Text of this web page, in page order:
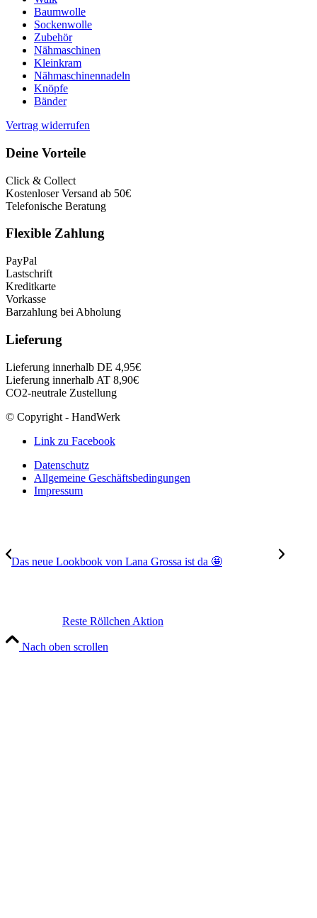
Baumwolle
Sockenwolle
Zubehör
Nähmaschinen
Kleinkram
Nähmaschinennadeln
Knöpfe
Bänder
Vertrag widerrufen
Deine Vorteile
Click & Collect
Kostenloser Versand ab 50€
Telefonische Beratung
Flexible Zahlung
PayPal
Lastschrift
Kreditkarte
Vorkasse
Barzahlung bei Abholung
Lieferung
Lieferung innerhalb DE 4,95€
Lieferung innerhalb AT 8,90€
CO2-neutrale Zustellung
© Copyright - HandWerk
Link zu Facebook
Datenschutz
Allgemeine Geschäftsbedingungen
Impressum
Das neue Lookbook von Lana Grossa ist da 🤩
Reste Röllchen Aktion
Nach oben scrollen